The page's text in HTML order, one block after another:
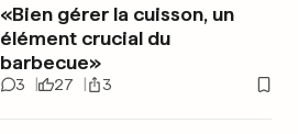
«Bien gérer la cuisson, un
élément crucial du
barbecue»
3 27 3